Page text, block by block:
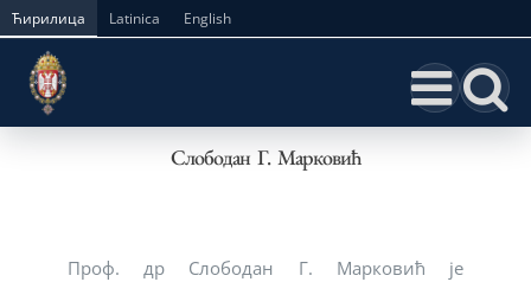
Skip
content
Ћирилица Latinica English
Слободан Г. Марковић
Проф. др Слободан Г. Марковић је